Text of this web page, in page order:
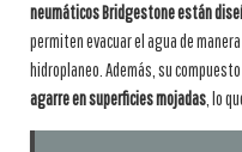
neumáticos Bridgestone están
permiten evacuar el agua de
hidroplaneo. Además, su
agarre en superficies mojadas , lo